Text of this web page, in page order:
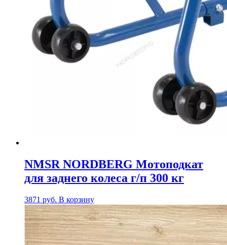
NMSR NORDBERG Мотоподкат
для заднего колеса г/п 300 кг
3871 руб. В корзину